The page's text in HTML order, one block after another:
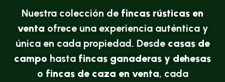
Nuestra colección de fincas rústicas en
venta ofrece una experiencia auténtica y
única en cada propiedad. Desde casas de
campo hasta fincas ganaderas y dehesas
o fincas de caza en venta, cada